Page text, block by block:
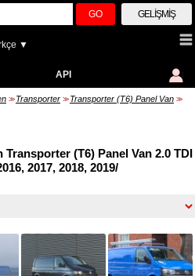
GO GELIŞMIŞ
▼
API
>> Transporter >> Transporter (T6) Panel Van >>
(T6) Panel Van 2.0 TDI
2017, 2018, 2019/